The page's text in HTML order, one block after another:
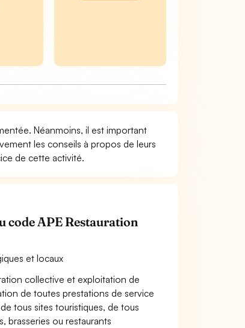
Néanmoins, il est important
les conseils à propos de leurs
de cette activité.
code APE Restauration
et locaux
collective et exploitation de
de toutes prestations de service
tous sites touristiques, de tous
brasseries ou restaurants